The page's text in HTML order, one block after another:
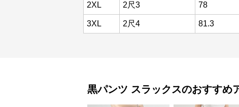
2XL 2尺3 78
3XL 2尺4 81.3
黒パンツ スラックスのおすすめ